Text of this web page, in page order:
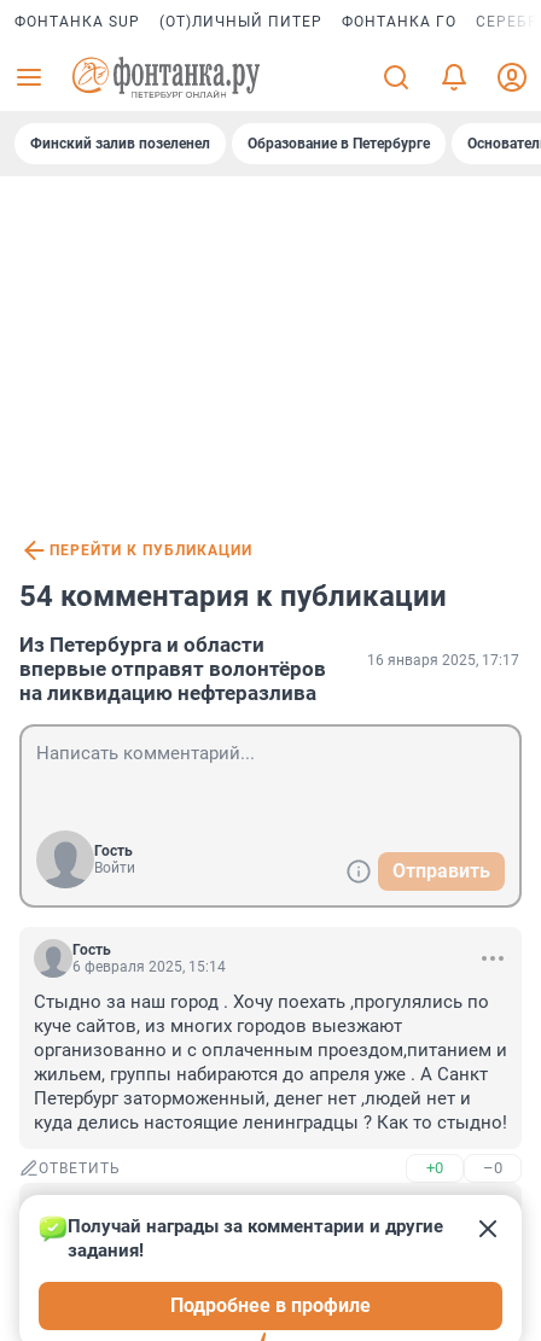
ФОНТАНКА SUP (ОТ)ЛИЧНЫЙ ПИТЕР ФОНТАНКА ГО
Финский залив позеленел Образование в Петербурге
ПЕРЕЙТИ К ПУБЛИКАЦИИ
54 комментария к публикации
Из Петербурга и области
впервые отправят волонтёров
на ликвидацию нефтеразлива
16 января 2025, 17:17
Гость
Войти
Отправить
Гость
6 февраля 2025, 15:14
Стыдно за наш город . Хочу поехать ,прогулялись по
куче сайтов, из многих городов выезжают
организованно и с оплаченным проездом,питанием и
жильем, группы набираются до апреля уже . А Санкт
Петербург заторможенный, денег нет ,людей нет и
куда делись настоящие ленинградцы ? Как то стыдно!
ОТВЕТИТЬ +0 –0
18 января 2025, 10:09
Это не первый автобус. Первый уже уехал. И
организован он был не силами ВООП а силами
неравнодушных граждан частными спонсорами
Получай награды за комментарии и другие
задания!
Подробнее в профиле